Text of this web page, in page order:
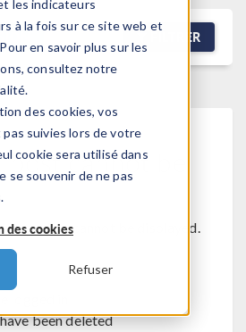
les indicateurs
à la fois sur ce site web et
en savoir plus sur les
consultez notre
des cookies, vos
suivies lors de votre
cookie sera utilisé dans
se souvenir de ne pas
des cookies
Refuser
FILTRER
cannot be
to view cannot be displayed.
been deleted